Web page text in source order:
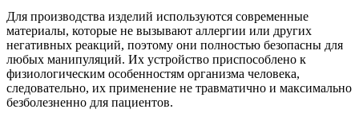
Для производства изделий используются современные
материалы, которые не вызывают аллергии или других
негативных реакций, поэтому они полностью безопасны для
любых манипуляций. Их устройство приспособлено к
физиологическим особенностям организма человека,
следовательно, их применение не травматично и максимально
безболезненно для пациентов.